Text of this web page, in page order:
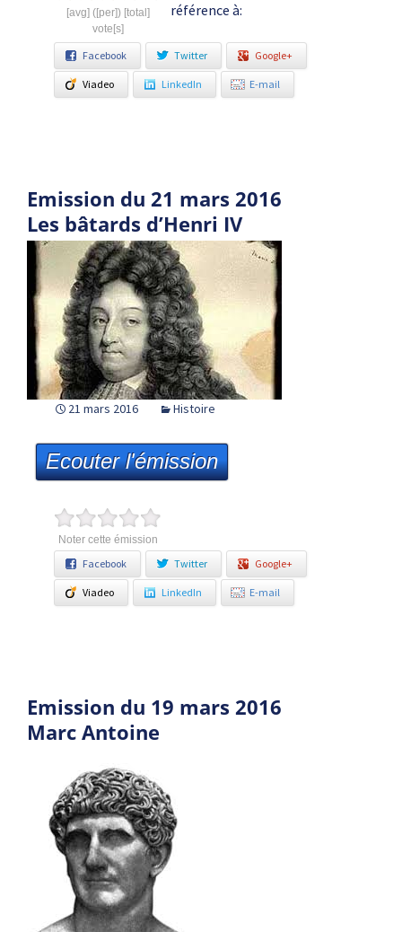
[avg] ([per]) [total]
vote[s]
référence à:
Facebook Twitter Google+
Viadeo LinkedIn E-mail
Emission du 21 mars 2016
Les bâtards d’Henri IV
21 mars 2016 Histoire
Ecouter l'émission
Noter cette émission
Facebook Twitter Google+
Viadeo LinkedIn E-mail
Emission du 19 mars 2016
Marc Antoine